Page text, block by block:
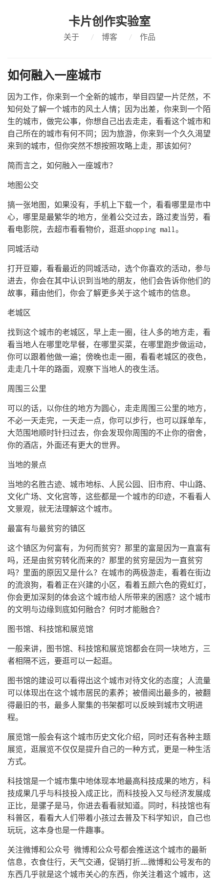
卡片创作实验室
关于 / 博客 / 作品
如何融入一座城市
因为工作，你来到一个全新的城市，举目四望一片茫然，不
知何处了解一个城市的风土人情；因为出差，你来到一个陌
生的城市，做完公事，你想自己出去走走，看看这个城市和
自己所在的城市有何不同；因为旅游，你来到一个久久渴望
来到的城市，但你突然不想按照攻略上走，那该如何？
简而言之，如何融入一座城市？
地图公交
搞一张地图，如果没有，手机上下载一个，看看哪里是市中
心，哪里是最繁华的地方，坐着公交过去，路过麦当劳，看
看电影院，去超市看看物价，逛逛shopping mall。
同城活动
打开豆瓣，看看最近的同城活动，选个你喜欢的活动，参与
进去，你会在其中认识到当地的朋友，他们会告诉你他们的
故事，藉由他们，你会了解更多关于这个城市的信息。
老城区
找到这个城市的老城区，早上走一圈，往人多的地方走，看
看当地人在哪里吃早餐，在哪里买菜，在哪里跑步做运动，
你可以跟着他做一遍；傍晚也走一圈，看看老城区的夜色，
走走几十年的路面，观察下当地人的夜生活。
周围三公里
可以的话，以你住的地方为圆心，走走周围三公里的地方，
不必一天走完，一天走一点，你可以步行，也可以踩单车，
大范围地顺时针扫过去，你会发现你周围的不止你的宿舍，
你的酒店，外面还有更大的世界。
当地的景点
当地的名胜古迹、城市地标、人民公园、旧市府、中山路、
文化广场、文化宫等，这些都是一个城市的印迹，不看看人
文景观，就无法理解这个城市。
最富有与最贫穷的镇区
这个镇区为何富有，为何而贫穷？那里的富是因为一直富有
吗，还是由贫穷转化而来的？那里的贫穷是因为一直贫穷
吗？里面的原因又是什么？在城市的两极游走，看着在街边
的流浪狗，看着正在兴建的小区，看着五颜六色的霓虹灯，
你会更加深刻的体会这个城市给人所带来的困惑？这个城市
的文明与边缘到底如何融合？何时才能融合？
图书馆、科技馆和展览馆
一般来讲，图书馆、科技馆和展览馆都会在同一块地方，三
者相隔不远，要逛可以一起逛。
图书馆的建设可以看得出这个城市对待文化的态度；人流量
可以体现出在这个城市居民的素养；被借阅出最多的，被翻
得最旧的书，最多人聚集的书架都可以反映到城市文明进
程。
展览馆一般会有这个城市历史文化介绍，同时还有各种主题
展览，逛展览不仅仅是提升自己的一种方式，更是一种生活
方式。
科技馆是一个城市集中地体现本地最高科技成果的地方，科
技成果几乎与科技投入成正比，而科技投入又与经济发展成
正比，是骡子是马，你进去看看就知道。同时，科技馆也有
科普区，看看大人们带着小孩过去普及下科学知识，自己也
玩玩，这本身也是一件趣事。
关注微博和公众号 微博和公众号都会推送这个城市的最新
信息，衣食住行，天气交通，促销打折……微博和公号发布的
东西几乎就是这个城市关心的东西，你关注着这个城市，这